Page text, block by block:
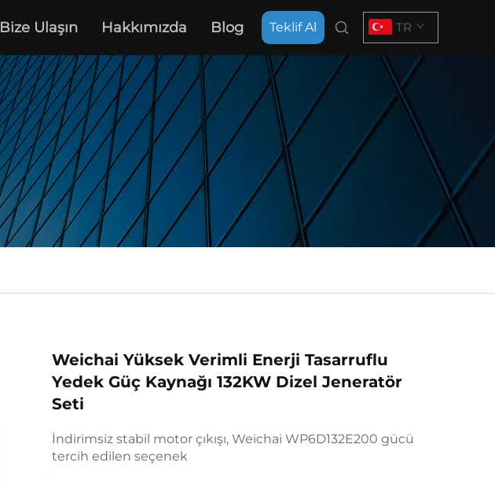
Bize Ulaşın Hakkımızda Blog Teklif Al TR
Weichai Yüksek Verimli Enerji Tasarruflu
Yedek Güç Kaynağı 132KW Dizel Jeneratör
Seti
İndirimsiz stabil motor çıkışı, Weichai WP6D132E200 gücü
tercih edilen seçenek